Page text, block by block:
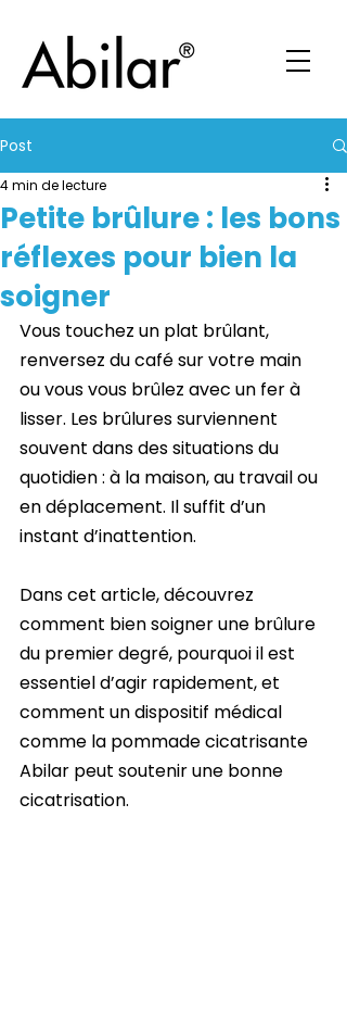
Post
Petite brûlure : les bons
réflexes pour bien la
soigner
4 min de lecture
Vous touchez un plat brûlant,
renversez du café sur votre main
ou vous vous brûlez avec un fer à
lisser. Les brûlures surviennent
souvent dans des situations du
quotidien : à la maison, au travail ou
en déplacement. Il suffit d’un
instant d’inattention.
Dans cet article, découvrez
comment bien soigner une brûlure
du premier degré, pourquoi il est
essentiel d’agir rapidement, et
comment un dispositif médical
comme la pommade cicatrisante
Abilar peut soutenir une bonne
cicatrisation.